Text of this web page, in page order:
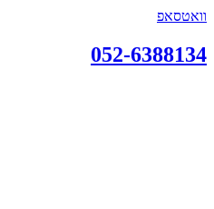
וואטסאפ
052-6388134